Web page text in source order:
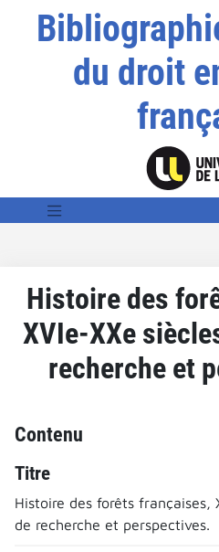
du droit
Histoire des
XVIe-XXe
recherche et
Contenu
Titre
Histoire des forêts françaises,
de recherche et perspectives.